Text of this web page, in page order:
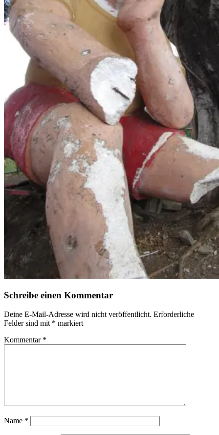
Schreibe einen Kommentar
Deine E-Mail-Adresse wird nicht veröffentlicht. Erforderliche
Felder sind mit * markiert
Kommentar *
Name *